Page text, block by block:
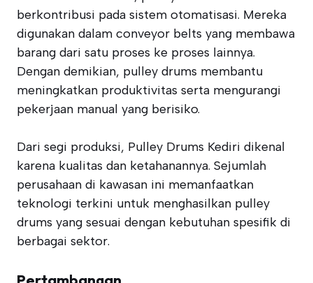
berkontribusi pada sistem otomatisasi. Mereka
digunakan dalam conveyor belts yang membawa
barang dari satu proses ke proses lainnya.
Dengan demikian, pulley drums membantu
meningkatkan produktivitas serta mengurangi
pekerjaan manual yang berisiko.
Dari segi produksi, Pulley Drums Kediri dikenal
karena kualitas dan ketahanannya. Sejumlah
perusahaan di kawasan ini memanfaatkan
teknologi terkini untuk menghasilkan pulley
drums yang sesuai dengan kebutuhan spesifik di
berbagai sektor.